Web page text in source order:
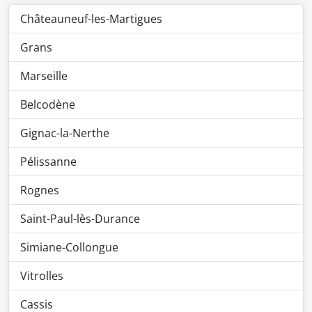
Châteauneuf-les-Martigues
Grans
Marseille
Belcodène
Gignac-la-Nerthe
Pélissanne
Rognes
Saint-Paul-lès-Durance
Simiane-Collongue
Vitrolles
Cassis